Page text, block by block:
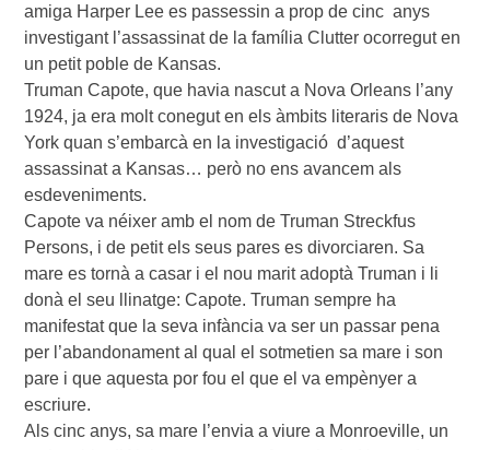
amiga Harper Lee es passessin a prop de cinc anys
investigant l’assassinat de la família Clutter ocorregut en
un petit poble de Kansas.
Truman Capote, que havia nascut a Nova Orleans l’any
1924, ja era molt conegut en els àmbits literaris de Nova
York quan s’embarcà en la investigació d’aquest
assassinat a Kansas… però no ens avancem als
esdeveniments.
Capote va néixer amb el nom de Truman Streckfus
Persons, i de petit els seus pares es divorciaren. Sa
mare es tornà a casar i el nou marit adoptà Truman i li
donà el seu llinatge: Capote. Truman sempre ha
manifestat que la seva infància va ser un passar pena
per l’abandonament al qual el sotmetien sa mare i son
pare i que aquesta por fou el que el va empènyer a
escriure.
Als cinc anys, sa mare l’envia a viure a Monroeville, un